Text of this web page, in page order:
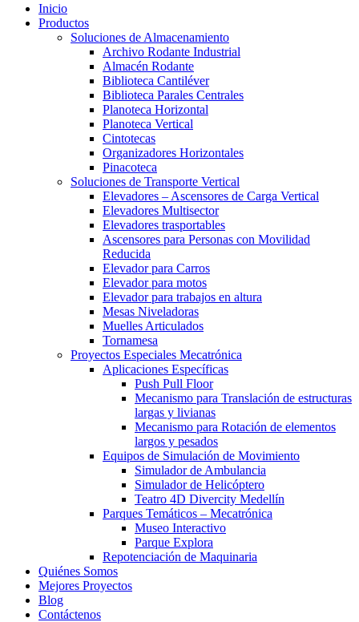
Inicio
Productos
Soluciones de Almacenamiento
Archivo Rodante Industrial
Almacén Rodante
Biblioteca Cantiléver
Biblioteca Parales Centrales
Planoteca Horizontal
Planoteca Vertical
Cintotecas
Organizadores Horizontales
Pinacoteca
Soluciones de Transporte Vertical
Elevadores – Ascensores de Carga Vertical
Elevadores Multisector
Elevadores trasportables
Ascensores para Personas con Movilidad
Reducida
Elevador para Carros
Elevador para motos
Elevador para trabajos en altura
Mesas Niveladoras
Muelles Articulados
Tornamesa
Proyectos Especiales Mecatrónica
Aplicaciones Específicas
Push Pull Floor
Mecanismo para Translación de estructuras
largas y livianas
Mecanismo para Rotación de elementos
largos y pesados
Equipos de Simulación de Movimiento
Simulador de Ambulancia
Simulador de Helicóptero
Teatro 4D Divercity Medellín
Parques Temáticos – Mecatrónica
Museo Interactivo
Parque Explora
Repotenciación de Maquinaria
Quiénes Somos
Mejores Proyectos
Blog
Contáctenos